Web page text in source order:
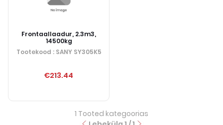
Frontaallaadur, 2.3m3,
14500kg
Tootekood : SANY SY305K5
€213.44
1 Tooted kategoorias